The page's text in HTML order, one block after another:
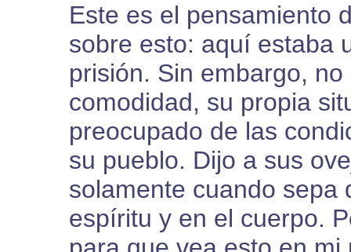
Este es el pensamiento
sobre esto: aquí estaba
prisión. Sin embargo,
comodidad, su propia
preocupado de las
su pueblo. Dijo a sus
solamente cuando sepa
espíritu y en el cuerpo.